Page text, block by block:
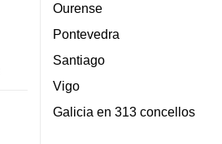
Ourense
Pontevedra
Santiago
Vigo
Galicia en 313 concellos